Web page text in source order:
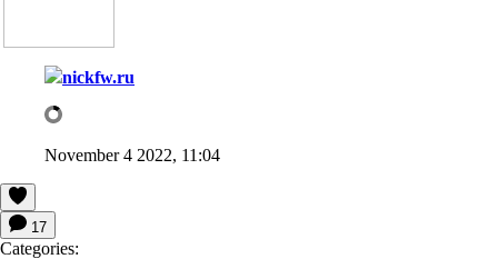
nickfw.ru
November 4 2022, 11:04
17
Categories: